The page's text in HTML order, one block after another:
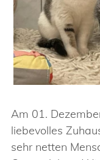
Am 01.
liebevolles
sehr netten